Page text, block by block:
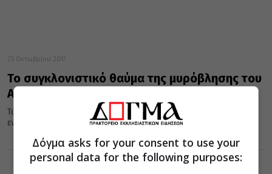
25 Οκτωβρίου 2017
Το συγκλονιστικό θαύμα της μυρόβλησης του
Αγίου Δημητρίου το 1987!
Το θαύμα της μυρόβλησης του Αγίου Δημητρίου, έλαβε χώρα
εντός του Ιερού Ναού του στη Θεσσαλονίκη, κατά το έτος...
Δόγμα asks for your consent to use your
personal data for the following purposes: